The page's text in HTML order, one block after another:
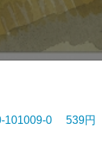
101009-0 539円